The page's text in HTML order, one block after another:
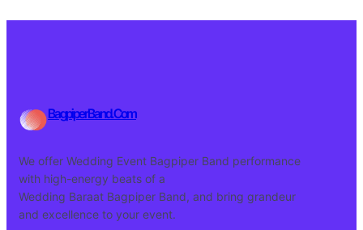
BagpiperBand.Com
We offer Wedding Event Bagpiper Band performance
with high-energy beats of a
Wedding Baraat Bagpiper Band, and bring grandeur
and excellence to your event.